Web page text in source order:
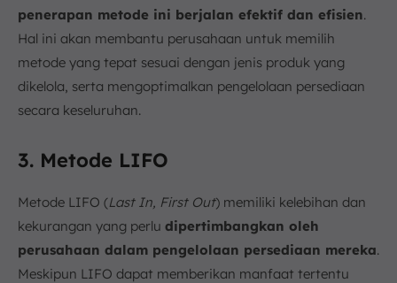
penerapan metode ini berjalan efektif dan efisien.
Hal ini akan membantu perusahaan untuk memilih
metode yang tepat sesuai dengan jenis produk yang
dikelola, serta mengoptimalkan pengelolaan persediaan
secara keseluruhan.
3. Metode LIFO
Metode LIFO (Last In, First Out) memiliki kelebihan dan
kekurangan yang perlu dipertimbangkan oleh
perusahaan dalam pengelolaan persediaan mereka.
Meskipun LIFO dapat memberikan manfaat tertentu